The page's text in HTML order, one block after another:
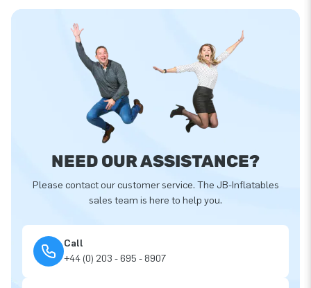
NEED OUR ASSISTANCE?
Please contact our customer service. The JB-Inflatables
sales team is here to help you.
Call
+44 (0) 203 - 695 - 8907